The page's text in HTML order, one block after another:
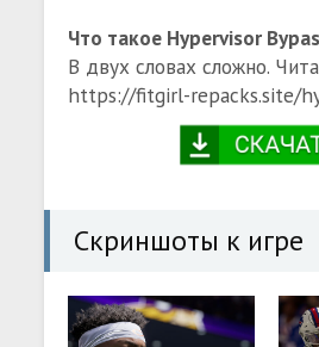
Что такое Hypervisor
В двух словах сложно.
https://fitgirl-repacks.site/
Скриншоты к игре